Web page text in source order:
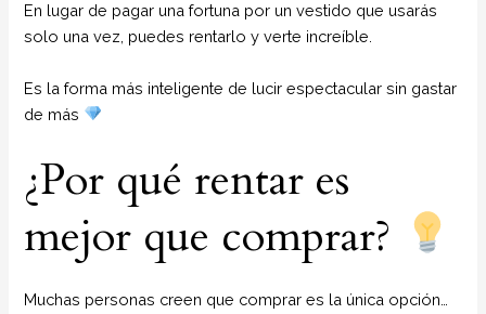
En lugar de pagar una fortuna por un vestido que usarás
solo una vez, puedes rentarlo y verte increíble.
Es la forma más inteligente de lucir espectacular sin gastar
de más
¿Por qué rentar es
mejor que comprar?
Muchas personas creen que comprar es la única opción…